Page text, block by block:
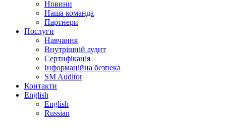
Новини
Наша команда
Партнери
Послуги
Навчання
Внутрішній аудит
Сертифікація
Інформаційна безпека
SM Auditor
Контакти
English
English
Russian